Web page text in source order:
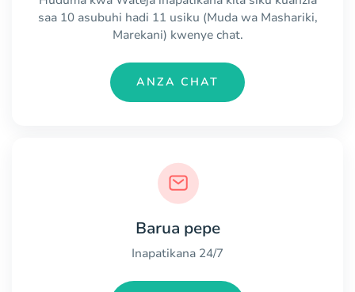
saa 10 asubuhi hadi 11 usiku (Muda wa Mashariki,
Marekani) kwenye chat.
ANZA CHAT
Barua pepe
Inapatikana 24/7